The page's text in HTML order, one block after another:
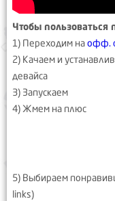
Чтобы пользоваться
1) Переходим наофф.
2) Качаем и
девайса
3) Запускаем
4) Жмем на плюс
5) Выбираем
links)